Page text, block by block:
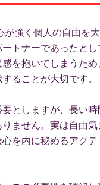
が強く個人の自由を
トナーであったと
を抱いてしまうた
ることが大切です。
としますが、長い
ません。実は自由
を内に秘めるアク